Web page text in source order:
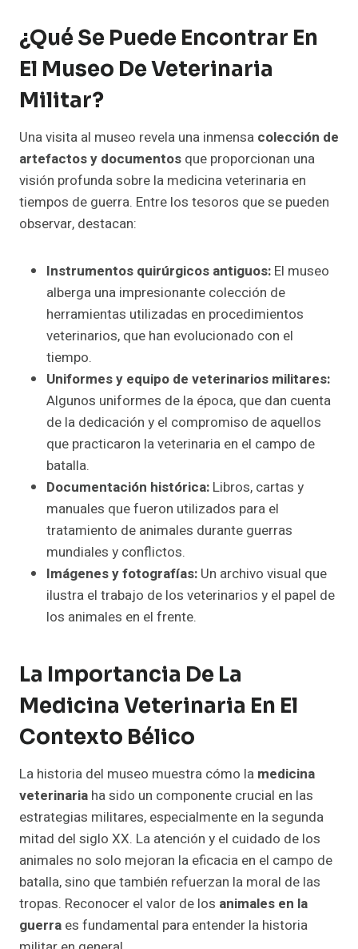
¿Qué Se Puede Encontrar En
El Museo De Veterinaria
Militar?
Una visita al museo revela una inmensa colección de
artefactos y documentos que proporcionan una
visión profunda sobre la medicina veterinaria en
tiempos de guerra. Entre los tesoros que se pueden
observar, destacan:
Instrumentos quirúrgicos antiguos: El museo
alberga una impresionante colección de
herramientas utilizadas en procedimientos
veterinarios, que han evolucionado con el
tiempo.
Uniformes y equipo de veterinarios militares:
Algunos uniformes de la época, que dan cuenta
de la dedicación y el compromiso de aquellos
que practicaron la veterinaria en el campo de
batalla.
Documentación histórica: Libros, cartas y
manuales que fueron utilizados para el
tratamiento de animales durante guerras
mundiales y conflictos.
Imágenes y fotografías: Un archivo visual que
ilustra el trabajo de los veterinarios y el papel de
los animales en el frente.
La Importancia De La
Medicina Veterinaria En El
Contexto Bélico
La historia del museo muestra cómo la medicina
veterinaria ha sido un componente crucial en las
estrategias militares, especialmente en la segunda
mitad del siglo XX. La atención y el cuidado de los
animales no solo mejoran la eficacia en el campo de
batalla, sino que también refuerzan la moral de las
tropas. Reconocer el valor de los animales en la
guerra es fundamental para entender la historia